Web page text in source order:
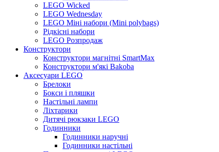
LEGO Wicked
LEGO Wednesday
LEGO Міні набори (Mini polybags)
Рідкісні набори
LEGO Розпродаж
Конструктори
Конструктори магнітні SmartMax
Конструктори м'які Bakoba
Аксесуари LEGO
Брелоки
Бокси і пляшки
Настільні лампи
Ліхтарики
Дитячі рюкзаки LEGO
Годинники
Годинники наручні
Годинники настільні